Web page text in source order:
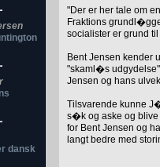
dansk
"Der er her tale om
Fraktions
socialister er grund
Bent Jensen kender
"skaml�s
Jensen og hans
Tilsvarende kunne
s�k og aske og
for Bent Jensen og
langt bedre med